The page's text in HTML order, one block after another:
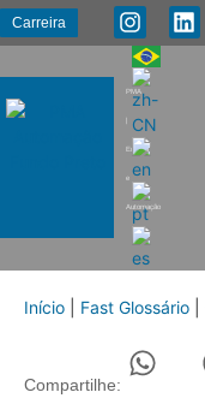
Carreira
PMA
|
Energia
e
Automação
Início Fast Glossário
Compartilhe: